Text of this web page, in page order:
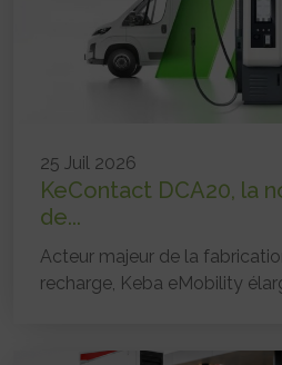
25 Juil 2026
KeContact DCA20, la
de...
Acteur majeur de la
recharge, Keba eMobility